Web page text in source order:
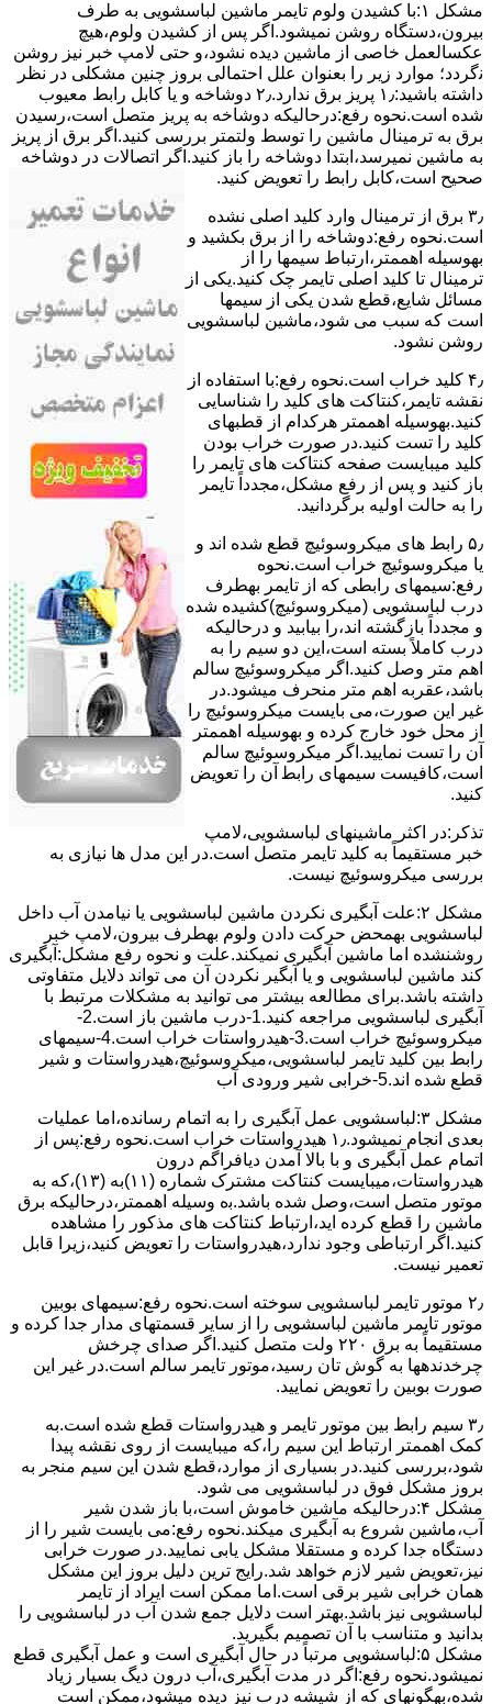
مشکل ۱:ﺑﺎ ﮐﺸﯿﺪن وﻟﻮم ﺗﺎﯾﻤﺮ ماشین لباسشویی به طرف
ﺑﯿﺮون،دستگاه روﺷﻦ نمیشود.اﮔﺮ ﭘﺲ از ﮐﺸﯿﺪن وﻟﻮم،ﻫﯿﭻ
عکسالعمل ﺧﺎﺻﯽ از ﻣﺎﺷﯿﻦ دﯾﺪه نشود،و حتی ﻻﻣﭗ ﺧﺒﺮ ﻧﯿﺰ روﺷﻦ
ﻧگردد؛ موارد زیر را بعنوان ﻋﻠﻞ احتمالی بروز چنین مشکلی در نظر
داشته باشید:۱٫ ﭘﺮﯾﺰ ﺑﺮق ﻧﺪارد.۲٫ دوﺷﺎﺧﻪ و ﯾﺎ ﮐﺎﺑﻞ راﺑﻂ ﻣﻌﯿﻮب
ﺷﺪه است.نحوه رفع:درحالیکه دوﺷﺎﺧﻪ ﺑﻪ ﭘﺮﯾﺰ ﻣﺘﺼﻞ اﺳﺖ،رﺳﯿﺪن
ﺑﺮق ﺑﻪ ﺗﺮﻣﯿﻨﺎل ﻣﺎﺷﯿﻦ را ﺗﻮﺳﻂ ولتمتر بررسی ﮐﻨﯿﺪ.اﮔﺮ ﺑﺮق از ﭘﺮﯾﺰ
ﺑﻪ ﻣﺎﺷﯿﻦ نمیرسد،اﺑﺘﺪا دوشاخه را باز کنید.اﮔﺮ اﺗﺼﺎﻻت در دوشاخه
ﺻﺤﯿﺢ اﺳﺖ،ﮐﺎﺑﻞ راﺑﻂ را ﺗﻌﻮﯾﺾ کنید.
۳٫ ﺑﺮق از ﺗﺮﻣﯿﻨﺎل وارد ﮐﻠﯿﺪ اﺻﻠﯽ ﻧﺸﺪه
است.نحوه رﻓﻊ:دوشاخه را از ﺑﺮق بکشید و
بهوسیله اهممتر،ارﺗﺒﺎط سیمها را از
ﺗﺮﻣﯿﻨﺎل ﺗﺎ ﮐﻠﯿﺪ اﺻﻠﯽ ﺗﺎﯾﻤﺮ چک کنید.یکی از
مسائل شایع،ﻗﻄﻊ شدن ﯾﮑﯽ از سیمها
است که سبب می شود،ﻣﺎﺷﯿﻦ لباسشویی
روﺷﻦ نشود.
۴٫ ﮐﻠﯿﺪ ﺧﺮاب اﺳﺖ.نحوه رفع:ﺑﺎ اﺳﺘﻔﺎده از
ﻧﻘﺸﻪ ﺗﺎﯾﻤﺮ،ﮐﻨﺘﺎﮐﺖ ﻫﺎی ﮐﻠﯿﺪ را ﺷﻨﺎﺳﺎﯾﯽ
کنید.بهوسیله اهممتر هرکدام از قطبهای
ﮐﻠﯿﺪ را ﺗﺴﺖ ﮐﻨﯿﺪ.در ﺻﻮرت ﺧﺮاب ﺑﻮدن
ﮐﻠﯿﺪ میبایست ﺻﻔﺤﻪ ﮐﻨﺘﺎﮐﺖ ﻫﺎی ﺗﺎﯾﻤﺮ را
باز کنید و ﭘﺲ از رﻓﻊ مشکل،مجدداً ﺗﺎﯾﻤﺮ
را به حالت اوﻟﯿﻪ برگردانید.
۵٫ رابط های ﻣﯿﮑﺮوﺳﻮﺋﯿﭻ ﻗﻄﻊ شده اند و
ﯾﺎ ﻣﯿﮑﺮوﺳﻮﺋﯿﭻ ﺧﺮاب اﺳﺖ.نحوه
رفع:سیمهای راﺑﻄﯽ ﮐﻪ از ﺗﺎﯾﻤﺮ بهطرف
درب لباسشویی (ﻣﯿﮑﺮوﺳﻮﺋﯿﭻ)کشیده شده
و مجدداً بازگشته اند،را ﺑﯿﺎﺑﯿﺪ و درحالیکه
درب کاملاً ﺑﺴﺘﻪ اﺳﺖ،اﯾﻦ دو ﺳﯿﻢ را ﺑﻪ
اﻫﻢ ﻣﺘﺮ وصل کنید.اﮔﺮ ﻣﯿﮑﺮوﺳﻮﺋﯿﭻ ﺳﺎﻟﻢ
ﺑﺎﺷﺪ،ﻋﻘﺮﺑﻪ اهم متر ﻣﻨﺤﺮف میشود.در
ﻏﯿﺮ اﯾﻦ ﺻﻮرت،می بایست ﻣﯿﮑﺮوﺳﻮﺋﯿﭻ را
از ﻣﺤﻞ خود ﺧﺎرج کرده و بهوسیله اهممتر
آن را ﺗﺴﺖ ﻧﻤﺎﯾﯿﺪ.اﮔﺮ ﻣﯿﮑﺮوﺳﻮﺋﯿﭻ ﺳﺎﻟﻢ
اﺳﺖ،ﮐﺎﻓﯿﺴﺖ سیمهای راﺑﻄ آن را ﺗﻌﻮﯾﺾ
کنید.
ﺗﺬﮐﺮ:در اﮐﺜﺮ ماشینهای لباسشویی،ﻻﻣﭗ
ﺧﺒﺮ مستقیماً ﺑﻪ ﮐﻠﯿﺪ ﺗﺎﯾﻤﺮ ﻣﺘﺼﻞ اﺳﺖ.در اﯾﻦ مدل ها ﻧﯿﺎزی ﺑﻪ
بررسی ﻣﯿﮑﺮوﺳﻮﺋﯿﭻ نیست.
مشکل ۲:علت آبگیری نکردن ماشین لباسشویی یا نیامدن آب داخل
لباسشویی بهمحض ﺣﺮﮐﺖ دادن وﻟﻮم بهطرف ﺑﯿﺮون،ﻻﻣﭗ ﺧﺒﺮ
روشنشده اﻣﺎ ﻣﺎﺷﯿﻦ آﺑﮕﯿﺮی نمیکند.ﻋﻠﺖ و نحوه رﻓﻊ مشکل:آبگیری
کند ماشین لباسشویی و یا آبگیر نکردن آن می تواند دلایل متفاوتی
داشته باشد.برای مطالعه بیشتر می توانید به مشکلات مرتبط با
آبگیری لباسشویی مراجعه کنید.1-درب ﻣﺎﺷﯿﻦ ﺑﺎز اﺳﺖ.2-
ﻣﯿﮑﺮوﺳﻮﺋﯿﭻ ﺧﺮاب اﺳﺖ.3-ﻫﯿﺪرواﺳﺘﺎت ﺧﺮاب اﺳﺖ.4-سیمهای
راﺑﻂ ﺑﯿﻦ ﮐﻠﯿﺪ ﺗﺎﯾﻤﺮ لباسشویی،ﻣﯿﮑﺮوﺳﻮﺋﯿﭻ،ﻫﯿﺪرواﺳﺘﺎت و ﺷﯿﺮ
ﻗﻄﻊ ﺷﺪه اند.5-خرابی شیر ورودی آب
مشکل ۳:لباسشویی ﻋﻤﻞ آﺑﮕﯿﺮی را ﺑﻪ اﺗﻤﺎم رﺳﺎﻧﺪه،اﻣﺎ ﻋﻤﻠﯿﺎت
ﺑﻌﺪی اﻧﺠﺎم نمیشود.۱٫ ﻫﯿﺪرواﺳﺘﺎت ﺧﺮاب اﺳﺖ.نحوه رﻓﻊ:ﭘﺲ از
اﺗﻤﺎم عمل آﺑﮕﯿﺮی و ﺑﺎ ﺑﺎﻻ آﻣﺪن دﯾﺎﻓﺮاﮔﻢ درون
ﻫﯿﺪرواﺳﺘﺎت،میبایست ﮐﻨﺘﺎﮐﺖ ﻣﺸﺘﺮک شماره (۱۱)به (۱۳)،ﮐﻪ ﺑﻪ
ﻣﻮﺗﻮر ﻣﺘﺼﻞ اﺳﺖ،وﺻﻞ ﺷﺪه ﺑﺎﺷﺪ.ﺑه وسیله اهممتر،درحالیکه ﺑﺮق
ﻣﺎﺷﯿﻦ را ﻗﻄﻊ کرده اید،ارﺗﺒﺎط ﮐﻨﺘﺎﮐﺖ ﻫﺎی ﻣﺬﮐﻮر را ﻣﺸﺎﻫﺪه
کنید.اﮔﺮ ارﺗﺒﺎطی وجود ندارد،ﻫﯿﺪرواﺳﺘﺎت را ﺗﻌﻮﯾﺾ ﮐﻨﯿﺪ،زﯾﺮا قابل
ﺗﻌﻤﯿﺮ نیست.
۲٫ ﻣﻮﺗﻮر ﺗﺎﯾﻤﺮ لباسشویی ﺳﻮﺧﺘﻪ اﺳﺖ.نحوه رﻓﻊ:سیمهای ﺑﻮﺑﯿﻦ
ﻣﻮﺗﻮر ﺗﺎﯾﻤﺮ ماشین لباسشویی را از ﺳﺎﯾﺮ قسمتهای ﻣﺪار ﺟﺪا کرده و
مستقیماً ﺑﻪ برق ۲۲۰ وﻟﺖ ﻣﺘﺼﻞ کنید.اﮔﺮ ﺻﺪای ﭼﺮﺧﺶ
چرخدندهها به گوش تان رﺳﯿﺪ،ﻣﻮﺗﻮر ﺗﺎﯾﻤﺮ ﺳﺎﻟﻢ اﺳﺖ.در ﻏﯿﺮ اﯾﻦ
ﺻﻮرت ﺑﻮﺑﯿﻦ را ﺗﻌﻮﯾﺾ ﻧﻤﺎﯾﯿﺪ.
۳٫ ﺳﯿﻢ راﺑﻂ ﺑﯿﻦ ﻣﻮﺗﻮر ﺗﺎﯾﻤﺮ و ﻫﯿﺪرواﺳﺘﺎت ﻗﻄﻊ ﺷﺪه اﺳﺖ.به
کمک اهممتر ارﺗﺒﺎط اﯾﻦ ﺳﯿﻢ را،ﮐﻪ میبایست از روی ﻧﻘﺸﻪ ﭘﯿﺪا
ﺷﻮد،بررسی ﮐﻨﯿﺪ.در ﺑﺴﯿﺎری از موارد،ﻗﻄﻊ ﺷﺪن اﯾﻦ ﺳﯿﻢ ﻣﻨﺠﺮ ﺑﻪ
ﺑﺮوز مشکل ﻓﻮق در لباسشویی می شود.
مشکل ۴:درحالیکه ﻣﺎﺷﯿﻦ ﺧﺎﻣﻮش اﺳﺖ،ﺑﺎ ﺑﺎز ﺷﺪن ﺷﯿﺮ
آب،ﻣﺎﺷﯿﻦ ﺷﺮوع ﺑﻪ آﺑﮕﯿﺮی میکند.نحوه رﻓﻊ:می بایست ﺷﯿﺮ را از
دستگاه جدا کرده و مستقلا مشکل یابی نمایید.در صورت خرابی
نیز،تعویض شیر لازم خواهد شد.رایج ترین دلیل بروز این مشکل
همان خرابی شیر برقی است.اما ممکن است ایراد از تایمر
لباسشویی نیز باشد.بهتر است دلایل جمع شدن آب در لباسشویی را
بدانید و متناسب با آن تصمیم بگیرید.
مشکل ۵:لباسشویی مرتباً در ﺣﺎل آﺑﮕﯿﺮی اﺳﺖ و ﻋﻤﻞ آﺑﮕﯿﺮی ﻗﻄﻊ
نمیشود.نحوه رﻓﻊ:اﮔﺮ در ﻣﺪت آﺑﮕﯿﺮی،آب درون دﯾﮓ ﺑﺴﯿﺎر زﯾﺎد
ﺷﺪه،بهگونهای ﮐﻪ از ﺷﯿﺸﻪ درب ﻧﯿﺰ دﯾﺪه میشود،ممکن است